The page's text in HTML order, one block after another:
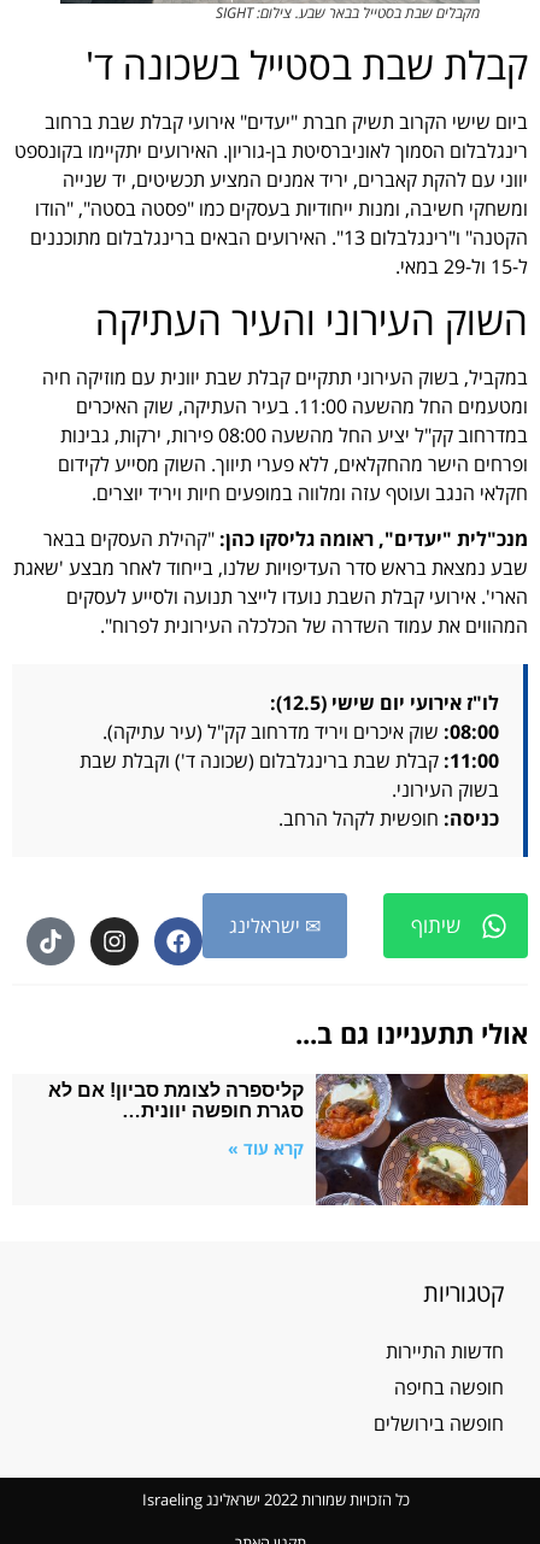
מקבלים שבת בסטייל בבאר שבע. צילום: SIGHT
קבלת שבת בסטייל בשכונה ד'
ביום שישי הקרוב תשיק חברת "יעדים" אירועי קבלת שבת ברחוב
רינגלבלום הסמוך לאוניברסיטת בן-גוריון. האירועים יתקיימו בקונספט
יווני עם להקת קאברים, יריד אמנים המציע תכשיטים, יד שנייה
ומשחקי חשיבה, ומנות ייחודיות בעסקים כמו "פסטה בסטה", "הודו
הקטנה" ו"רינגלבלום 13". האירועים הבאים ברינגלבלום מתוכננים
ל-15 ול-29 במאי.
השוק העירוני והעיר העתיקה
במקביל, בשוק העירוני תתקיים קבלת שבת יוונית עם מוזיקה חיה
ומטעמים החל מהשעה 11:00. בעיר העתיקה, שוק האיכרים
במדרחוב קק"ל יציע החל מהשעה 08:00 פירות, ירקות, גבינות
ופרחים הישר מהחקלאים, ללא פערי תיווך. השוק מסייע לקידום
חקלאי הנגב ועוטף עזה ומלווה במופעים חיות ויריד יוצרים.
מנכ"לית "יעדים", ראומה גליסקו כהן: "קהילת העסקים בבאר
שבע נמצאת בראש סדר העדיפויות שלנו, בייחוד לאחר מבצע 'שאגת
הארי'. אירועי קבלת השבת נועדו לייצר תנועה ולסייע לעסקים
המהווים את עמוד השדרה של הכלכלה העירונית לפרוח".
לו"ז אירועי יום שישי (12.5):
08:00: שוק איכרים ויריד מדרחוב קק"ל (עיר עתיקה).
11:00: קבלת שבת ברינגלבלום (שכונה ד') וקבלת שבת
בשוק העירוני.
כניסה: חופשית לקהל הרחב.
שיתוף ✉ ישראלינג
אולי תתעניינו גם ב...
קליספרה לצומת סביון! אם לא
סגרת חופשה יוונית…
קרא עוד »
קטגוריות
חדשות התיירות
חופשה בחיפה
חופשה בירושלים
כל הזכויות שמורות 2022 ישראלינג Israeling